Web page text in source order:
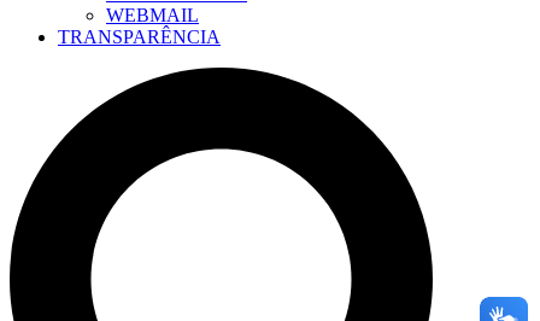
WEBMAIL
TRANSPARÊNCIA